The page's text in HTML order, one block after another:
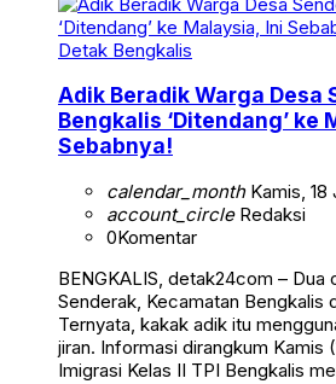
Detak Bengkalis
Adik Beradik Warga Desa
Bengkalis ‘Ditendang’ ke
Sebabnya!
calendar_monthKamis, 18
account_circleRedaksi
0Komentar
BENGKALIS, detak24com – Dua
Senderak, Kecamatan Bengkalis
Ternyata, kakak adik itu
jiran. Informasi dirangkum Kamis
Imigrasi Kelas II TPI Bengkalis